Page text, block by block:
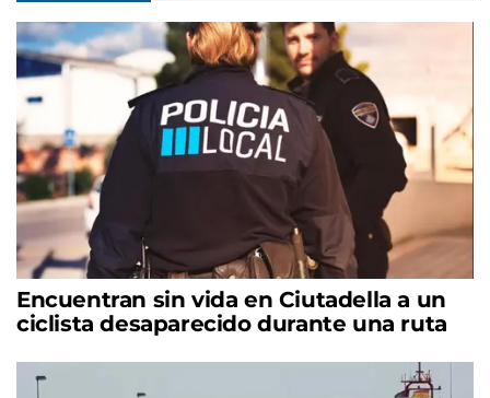
Encuentran sin vida en Ciutadella a un
ciclista desaparecido durante una ruta